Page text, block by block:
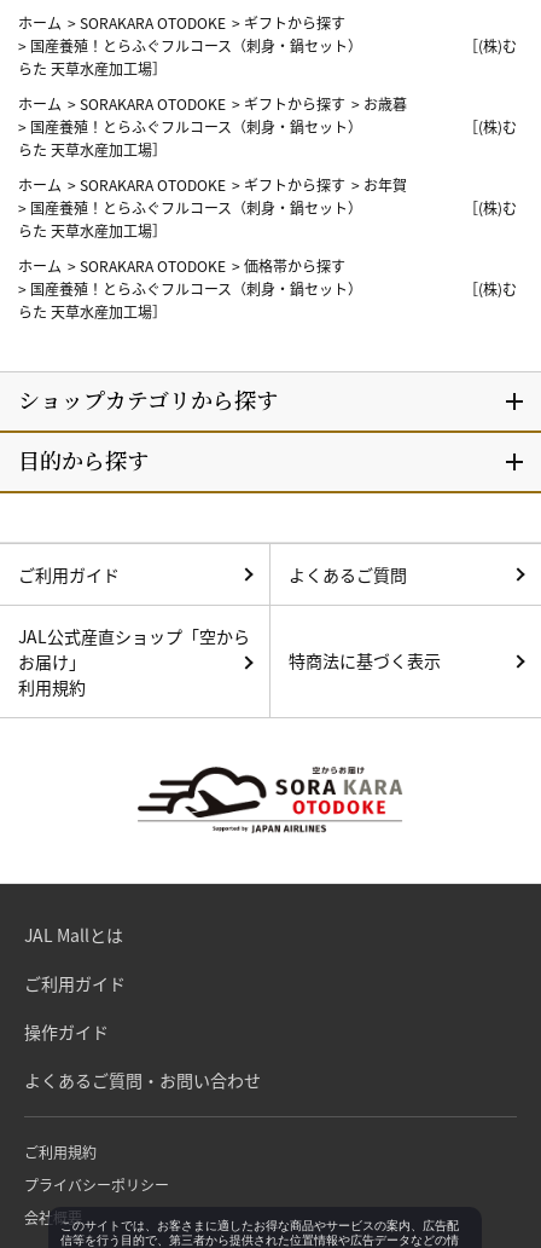
ホーム >SORAKARA OTODOKE > ギフトから探す
> 国産養殖！とらふぐフルコース（刺身・鍋セット） ［(株)む
らた 天草水産加工場］
ホーム >SORAKARA OTODOKE > ギフトから探す > お歳暮
> 国産養殖！とらふぐフルコース（刺身・鍋セット） ［(株)む
らた 天草水産加工場］
ホーム >SORAKARA OTODOKE > ギフトから探す > お年賀
> 国産養殖！とらふぐフルコース（刺身・鍋セット） ［(株)む
らた 天草水産加工場］
ホーム >SORAKARA OTODOKE >価格帯から探す
> 国産養殖！とらふぐフルコース（刺身・鍋セット） ［(株)む
らた 天草水産加工場］
ご利用ガイド よくあるご質問
JAL公式産直ショップ「空から
お届け」
利用規約
特商法に基づく表示
JAL Mallとは
ご利用ガイド
操作ガイド
よくあるご質問・お問い合わせ
ご利用規約
プライバシーポリシー
会社概要このサイトでは、お客さまに適したお得な商品やサービスの案内、広告配
信等を行う目的で、第三者から提供された位置情報や広告データなどの情